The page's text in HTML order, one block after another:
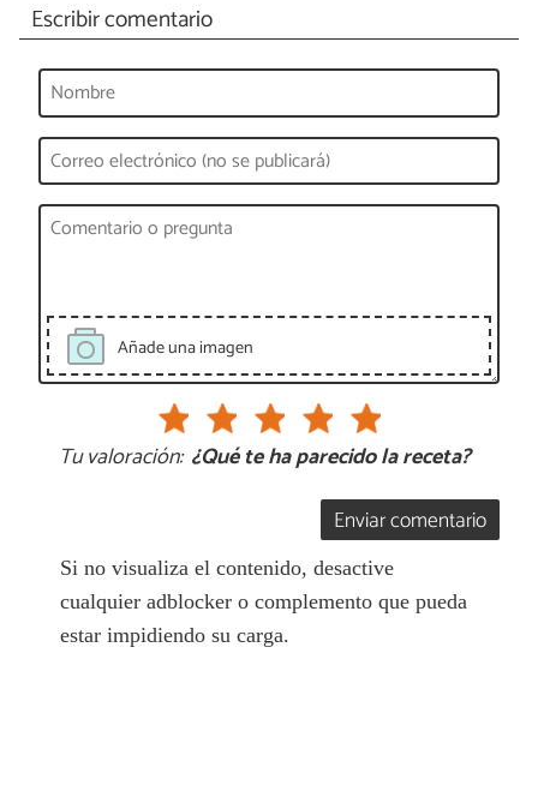
Escribir comentario
Añade una imagen
Tu valoración: ¿Qué te ha parecido la receta?
Enviar comentario
Si no visualiza el contenido, desactive
cualquier adblocker o complemento que pueda
estar impidiendo su carga.